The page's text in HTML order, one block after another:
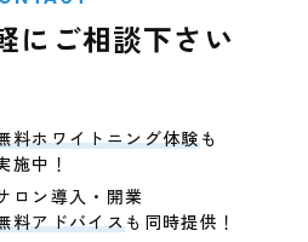
にご相談下さい
料ホワイトニング体験も
施中！
ロン導入・開業
料アドバイスも同時提供！